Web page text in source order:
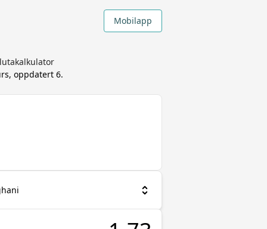
Mobilapp
oppdatert 6.